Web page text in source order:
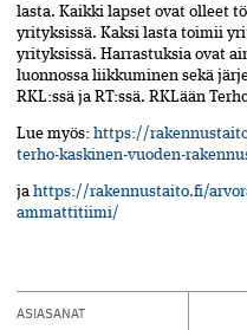
lasta. Kaikki lapset ovat olleet
yrityksissä. Kaksi lasta toimii
yrityksissä. Harrastuksia ovat
luonnossa liikkuminen sekä
RKL:ssä ja RT:ssä. RKLään
Lue myös: https://
terho-kaskinen-vuoden-
ja https://rakennustaito.fi/
ammattitiimi/
ASIASANAT